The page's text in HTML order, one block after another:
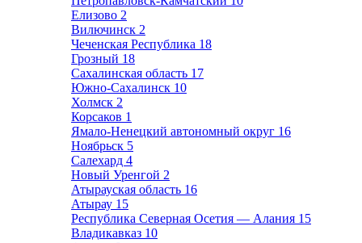
Елизово 2
Вилючинск 2
Чеченская Республика 18
Грозный 18
Сахалинская область 17
Южно-Сахалинск 10
Холмск 2
Корсаков 1
Ямало-Ненецкий автономный округ 16
Ноябрьск 5
Салехард 4
Новый Уренгой 2
Атырауская область 16
Атырау 15
Республика Северная Осетия — Алания 15
Владикавказ 10